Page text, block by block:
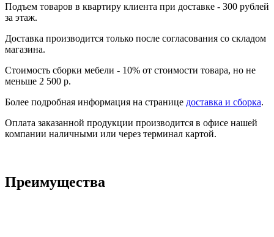
Подъем товаров в квартиру клиента при доставке - 300 рублей
за этаж.
Доставка производится только после согласования со складом
магазина.
Стоимость сборки мебели - 10% от стоимости товара, но не
меньше 2 500 р.
Более подробная информация на странице доставка и сборка.
Оплата заказанной продукции производится в офисе нашей
компании наличными или через терминал картой.
Преимущества